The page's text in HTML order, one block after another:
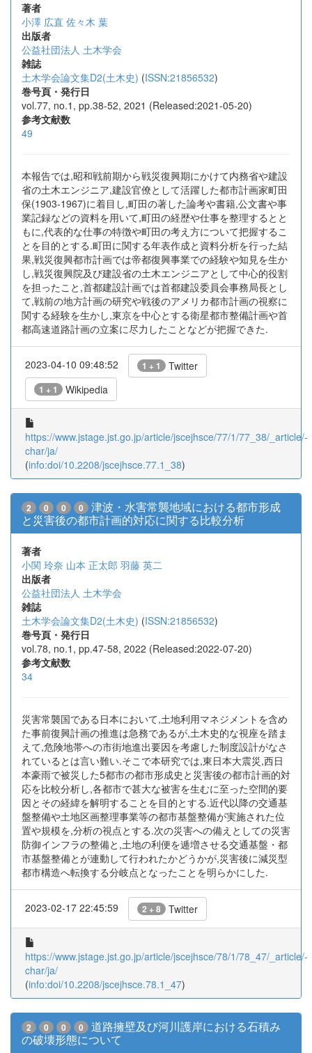
著者
小澤 広直 佐々木 葉
出版者
公益社団法人 土木学会
雑誌
土木学会論文集D2(土木史) (ISSN:21856532)
巻号頁・発行日
vol.77, no.1, pp.38-52, 2021 (Released:2021-05-20)
参考文献数
49
本報告では,昭和戦前期から戦災復興期にかけて内務省や建設
省の土木エンジニア,建設官僚として活躍した都市計画家町田
保(1903-1967)に着目し,町田の著した論考や書籍,公文書や事
業記録などの資料を用いて,町田の経歴や仕事を整理するとと
もに,代表的な仕事の特徴や町田の考え方について把握するこ
とを目的とする.町田に関する年表作成と資料分析を行った結
果,戦災復興都市計画では帝都復興事業での経験や知見を生か
し,戦災復興院及び建設省の土木エンジニアとして中心的役割
を担ったこと,首都建設計画では首都建設委員会事務局長とし
て,戦前の地方計画の研究や戦後のアメリカ都市計画の視察に
関する経験を生かし,東京を中心とする衛星都市整備計画や首
都高速道路計画の立案に尽力したことなどが把握できた.
2023-04-10 09:48:52 1 + 1 Twitter
1 + 1 Wikipedia
https://www.jstage.jst.go.jp/article/jscejhsce/77/1/77_38/_article/-
char/ja/
(info:doi/10.2208/jscejhsce.77.1_38)
2 0 0 0
津波・水害常襲地域における都市形成
と災害後の都市計画的対応に関する比較分析
著者
小関 玲奈 山本 正太郎 羽藤 英二
出版者
公益社団法人 土木学会
雑誌
土木学会論文集D2(土木史) (ISSN:21856532)
巻号頁・発行日
vol.78, no.1, pp.47-58, 2022 (Released:2022-07-20)
参考文献数
34
災害常襲国である日本において,土地利用マネジメントを含め
た事前復興計画の推進は急務であるが,土木史的な視座を踏ま
えて,危険地帯への市街地進出要因を考慮した制度設計がなさ
れているとは言い難い.そこで本研究では,東日本大震災,西日
本豪雨で被災した5都市の都市形成史と災害後の都市計画的対
応を比較分析し,各都市で甚大な被害を生むに至った空間的要
因とその経緯を解明することを目的とする.近代以降の交通基
盤整備や土地区画整理事業等の都市基盤整備が実施された位
置や規模を,分析の視点とする.次の災害への備えとしての災害
防御インフラの整備と,土地の利便を逓増させる交通基盤・都
市基盤整備とが連動して行われたかどうかが,災害後に減災型
都市構造へ転換する分岐点となったことを明らかにした.
2023-02-17 22:45:59 2 + 8 Twitter
https://www.jstage.jst.go.jp/article/jscejhsce/78/1/78_47/_article/-
char/ja/
(info:doi/10.2208/jscejhsce.78.1_47)
2 0 0 0
道路擁壁及び河川護岸における石積み
の破壊形態について